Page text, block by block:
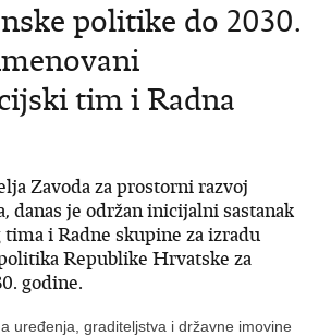
politike do 2030.
tim i Radna
Zavoda za prostorni razvoj
danas je održan inicijalni sastanak
i Radne skupine za izradu
Republike Hrvatske za
godine.
uređenja, graditeljstva i državne imovine